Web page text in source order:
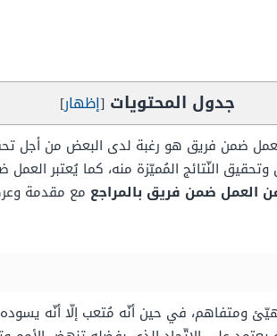
جدول المحتويات [إظهار]
ضمن فريق هو رغبة لدى البعض من
النّتائج المُميّزة منه، كما يُعتبر
العمل ضمن فريق بالمراجع
في حين أنّه مُتعب إلّا أنّه يسوده